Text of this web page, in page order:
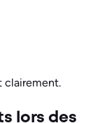
clairement.
lors des